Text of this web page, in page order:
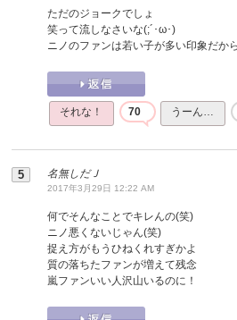
ただのジョークでしょ
笑って流しなさいな(;´･ω･)
ニノのファンは若い子が多い印象だか
それな！ 70 うーん…
名無しだＪ
2017年3月29日 12:22 AM
何でそんなことでキレんの(笑)
ニノ悪くないじゃん(笑)
捉え方がもうひねくれすぎかよ
質の落ちたファンが増えて残念
嵐ファンいい人沢山いるのに！